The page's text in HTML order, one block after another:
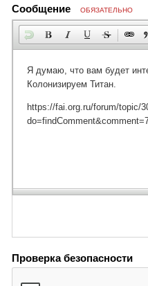
Сообщение ОБЯЗАТЕЛЬНО
Проверка безопасности